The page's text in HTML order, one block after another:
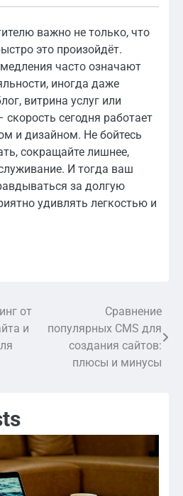
важно не только, что
это произойдёт.
часто означают
иногда даже
витрина услуг или
сегодня работает
и дизайном. Не бойтесь
сокращайте лишнее,
И тогда ваш
за долгую
удивлять легкостью и
от
и
Сравнение
популярных CMS для
создания сайтов:
плюсы и минусы